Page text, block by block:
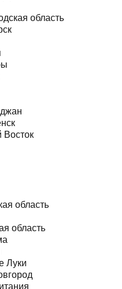
область
область
область
Луки